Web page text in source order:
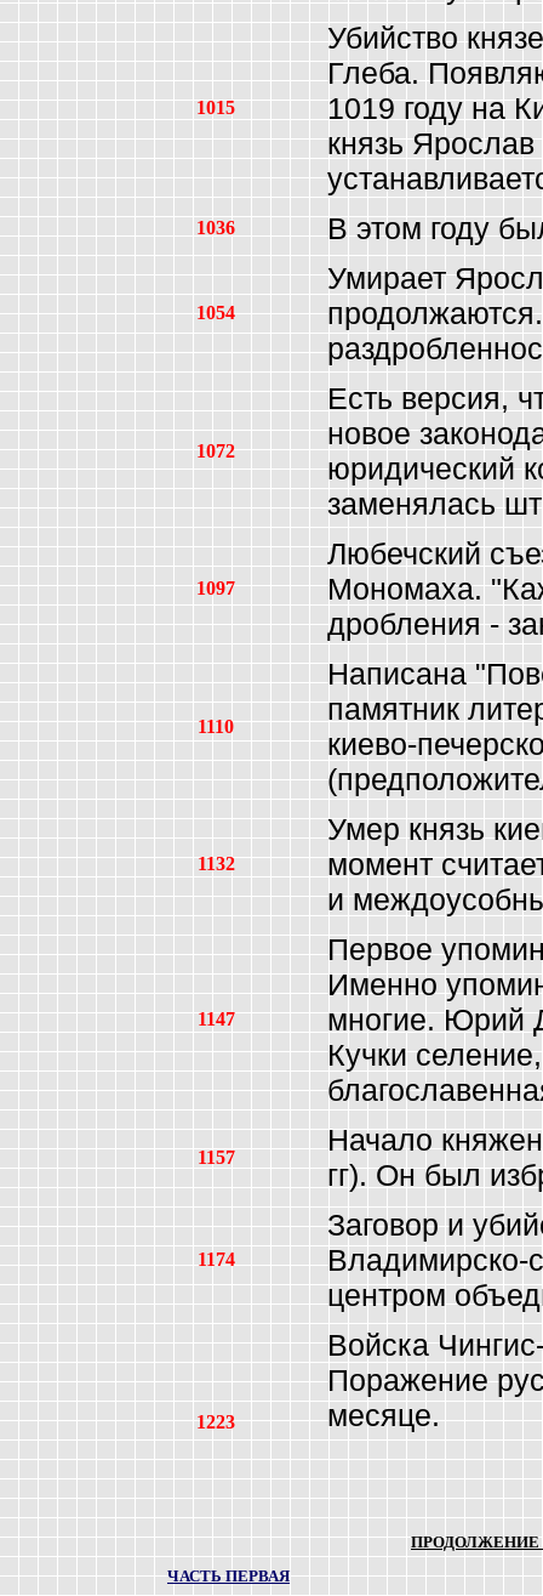
1015
Убийство
Глеба.
1019 году на
князь
1036 В этом году
1054
Умирает
1072
Есть версия,
новое
юридический
заменялась
1097
Любечский
Мономаха.
дробления -
1110
Написана
памятник
киево-
1132
Умер князь
момент
и
1147
Первое
Именно
многие. Юрий
Кучки
1157
Начало
гг). Он был
1174
Заговор и
Владимирско-
центром
1223
Войска
Поражение
месяце.
ПРОДОЛЖЕНИЕ
ЧАСТЬ ПЕРВАЯ